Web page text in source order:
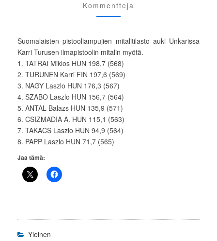
Kommentteja
Suomalaisten pistooliampujien mitalitilasto auki Unkarissa
Karri Turusen ilmapistoolin mitalin myötä.
1. TATRAI Miklos HUN 198,7 (568)
2. TURUNEN Karri FIN 197,6 (569)
3. NAGY Laszlo HUN 176,3 (567)
4. SZABO Laszlo HUN 156,7 (564)
5. ANTAL Balazs HUN 135,9 (571)
6. CSIZMADIA A. HUN 115,1 (563)
7. TAKACS Laszlo HUN 94,9 (564)
8. PAPP Laszlo HUN 71,7 (565)
Jaa tämä:
Yleinen